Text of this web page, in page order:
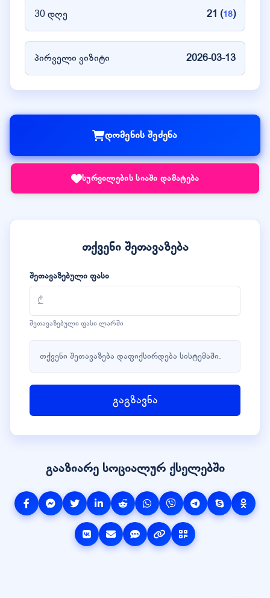
30 დღე 21 (18)
პირველი ვიზიტი 2026-03-13
დომენის შეძენა
სურვილების სიაში დამატება
თქვენი შეთავაზება
შეთავაზებული ფასი
შეთავაზებული ფასი ლარში
თქვენი შეთავაზება დაფიქსირდება სისტემაში.
გაგზავნა
გააზიარე სოციალურ ქსელებში